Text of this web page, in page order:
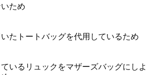
ため
いたトートバッグを代用しているため
ているリュックをマザーズバッグにしよ